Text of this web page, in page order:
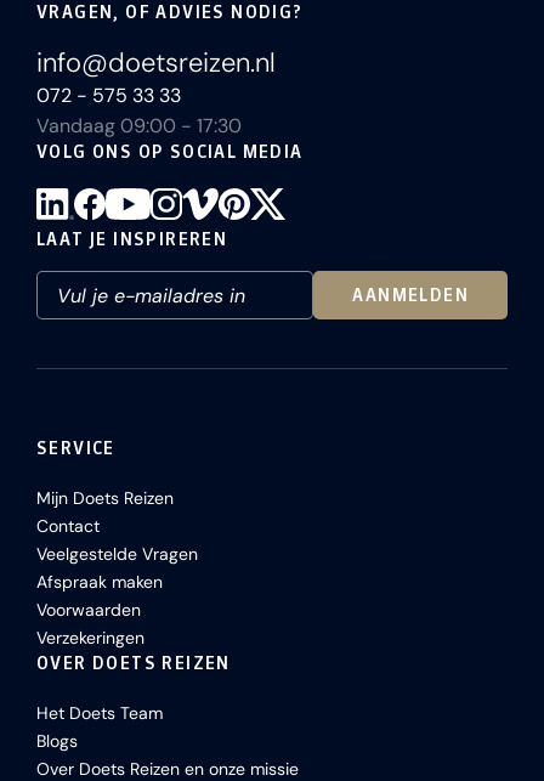
VRAGEN, OF ADVIES NODIG?
info@doetsreizen.nl
072 - 575 33 33
Vandaag 09:00 - 17:30
VOLG ONS OP SOCIAL MEDIA
LAAT JE INSPIREREN
AANMELDEN
SERVICE
Mijn Doets Reizen
Contact
Veelgestelde Vragen
Afspraak maken
Voorwaarden
Verzekeringen
OVER DOETS REIZEN
Het Doets Team
Blogs
Over Doets Reizen en onze missie